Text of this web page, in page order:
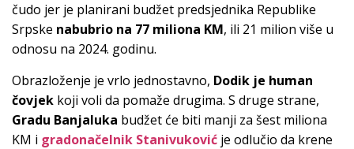
čudo jer je planirani budžet predsjednika Republike
Srpske nabubrio na 77 miliona KM, ili 21 milion više u
odnosu na 2024. godinu.
Obrazloženje je vrlo jednostavno, Dodik je human
čovjek koji voli da pomaže drugima. S druge strane,
Gradu Banjaluka budžet će biti manji za šest miliona
KM i gradonačelnik Stanivuković je odlučio da krene